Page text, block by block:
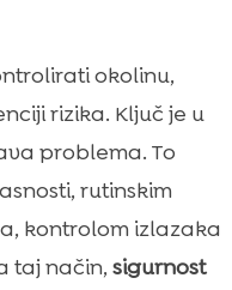
okolinu,
rizika. Ključ je u
problema. To
rutinskim
kontrolom izlazaka
taj način, sigurnost